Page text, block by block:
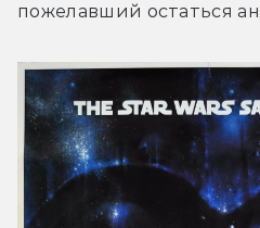
пожелавший остаться